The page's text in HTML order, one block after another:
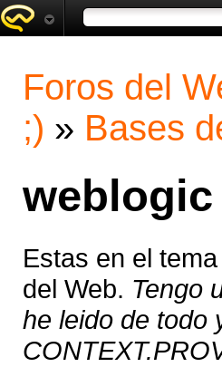
Foros del
;) » Bases
Estas en el
del Web. Tengo
he leido de todo